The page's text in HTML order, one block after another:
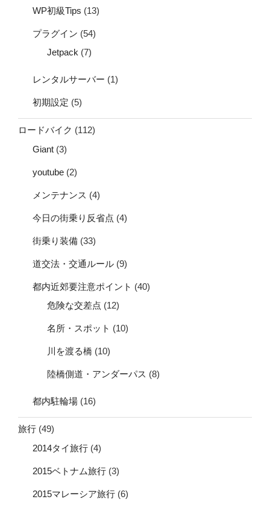
WP初級Tips (13)
プラグイン (54)
Jetpack (7)
レンタルサーバー (1)
初期設定 (5)
ロードバイク (112)
Giant (3)
youtube (2)
メンテナンス (4)
今日の街乗り反省点 (4)
街乗り装備 (33)
道交法・交通ルール (9)
都内近郊要注意ポイント (40)
危険な交差点 (12)
名所・スポット (10)
川を渡る橋 (10)
陸橋側道・アンダーパス (8)
都内駐輪場 (16)
旅行 (49)
2014タイ旅行 (4)
2015ベトナム旅行 (3)
2015マレーシア旅行 (6)